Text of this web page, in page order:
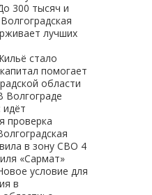
300 тысяч и
лучших
стало
помогает
области
Волгограде
идёт
проверка
в зону СВО 4
«Сармат»
условие для
в